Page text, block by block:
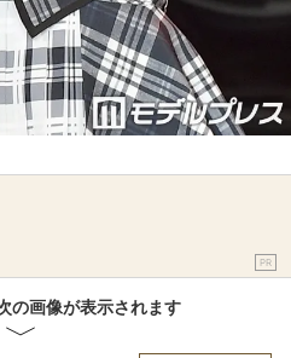
PR
の画像が表示されます